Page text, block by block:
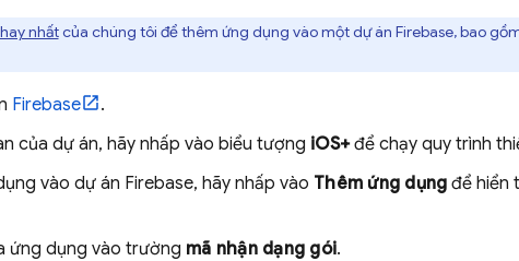
nhấtcủa chúng tôi để thêm ứng dụng vào một dự án Firebase, bao
Firebase
.
của dự án, hãy nhấp vào biểu tượng iOS+để chạy quy trình
vào dự án Firebase, hãy nhấp vào Thêm ứng dụng để hiển
ứng dụng vào trường mã nhận dạng gói.